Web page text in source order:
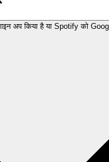
अप किया है या Spotify को